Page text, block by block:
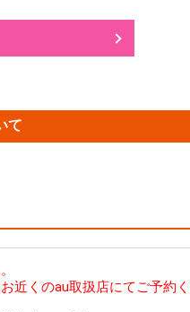
て
近くのau取扱店にてご予約